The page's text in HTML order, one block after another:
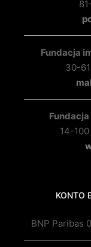
Fundacja
30-
14-
KONTO
BNP Paribas